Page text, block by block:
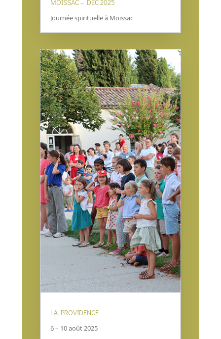
MOISSAC – DÉC 2025
Journée spirituelle à Moissac
LA PROVIDENCE
6 – 10 août 2025